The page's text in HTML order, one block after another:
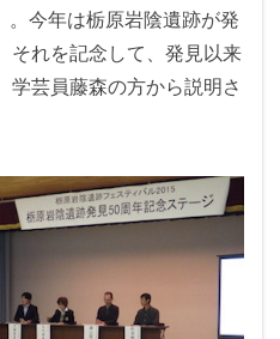
。今年は栃原岩陰遺跡が発
それを記念して、発見以来
学芸員藤森の方から説明さ